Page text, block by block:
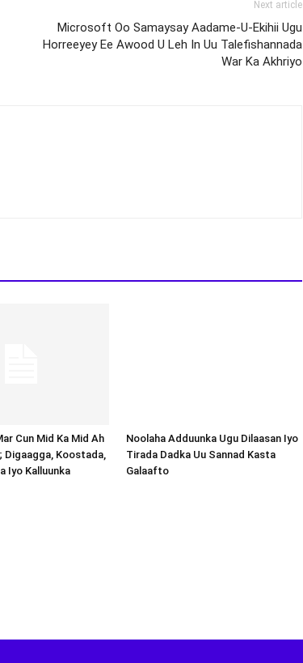
Next article
Microsoft Oo Samaysay Aadame-U-Ekihii Ugu
Horreeyey Ee Awood U Leh In Uu Talefishannada
War Ka Akhriyo
Cun Mid Ka Mid Ah
Digaagga, Koostada,
Iyo Kalluunka